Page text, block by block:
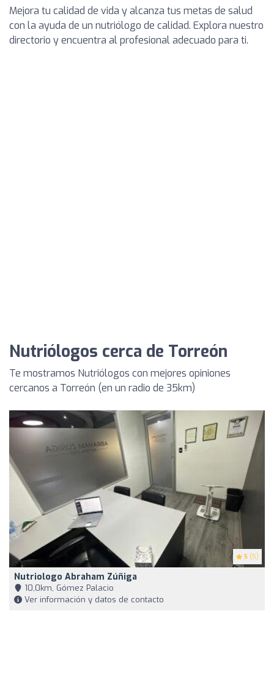
Mejora tu calidad de vida y alcanza tus metas de salud
con la ayuda de un nutriólogo de calidad. Explora nuestro
directorio y encuentra al profesional adecuado para ti.
Nutriólogos cerca de Torreón
Te mostramos Nutriólogos con mejores opiniones
cercanos a Torreón (en un radio de 35km)
5 (5)
Nutriologo Abraham Zúñiga
10,0km, Gómez Palacio
Ver información y datos de contacto